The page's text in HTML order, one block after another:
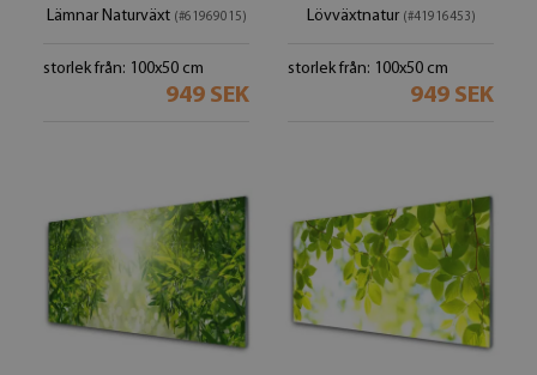
Lämnar Naturväxt (#61969015)
storlek från: 100x50 cm
949 SEK
Lövväxtnatur (#41916453)
storlek från: 100x50 cm
949 SEK